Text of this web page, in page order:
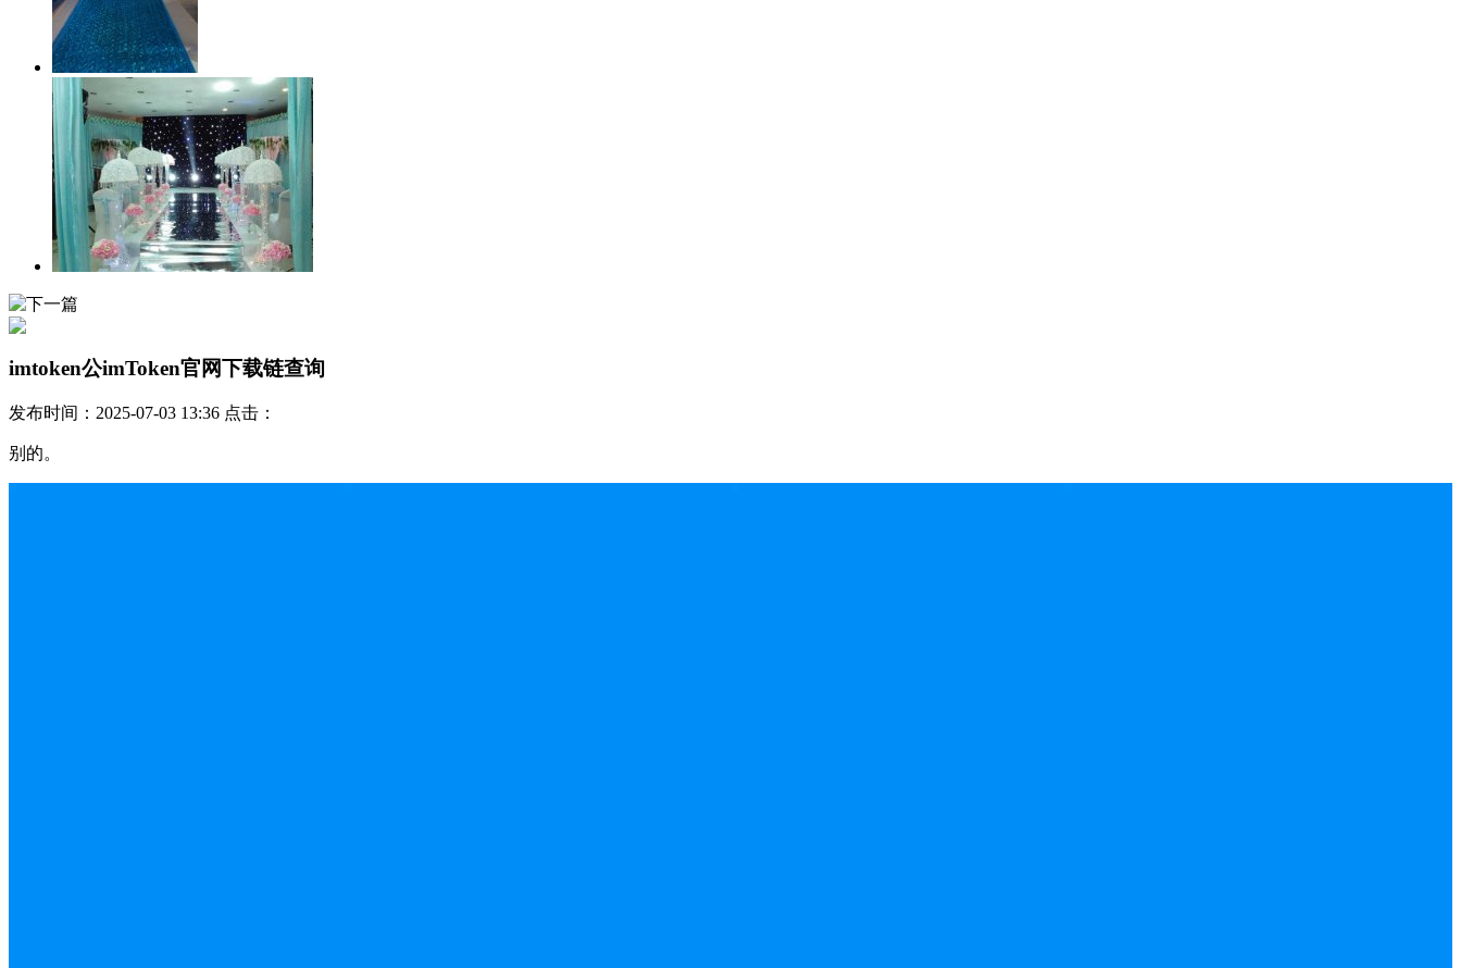
imtoken公imToken官网下载链查询
发布时间：2025-07-03 13:36 点击：
别的。